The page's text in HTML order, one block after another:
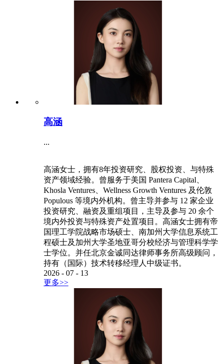
高涵
...
高涵女士，拥有8年投资研究、股权投资、与特殊
资产领域经验。曾服务于美国 Pantera Capital、
Khosla Ventures、Wellness Growth Ventures 及伦敦
Populous 等境内外机构。曾主导并参与 12 家企业
投资研究、融资及重组项目，主导及参与 20 余个
境内外投资与特殊资产处置项目。高涵女士拥有帝
国理工学院战略市场硕士、南加州大学信息系统工
程硕士及加州大学圣地亚哥分校经济与管理科学学
士学位。并任北京金诚同达律师事务所高级顾问，
持有（国际）技术转移经理人中级证书。
2026 - 07 - 13
更多>>